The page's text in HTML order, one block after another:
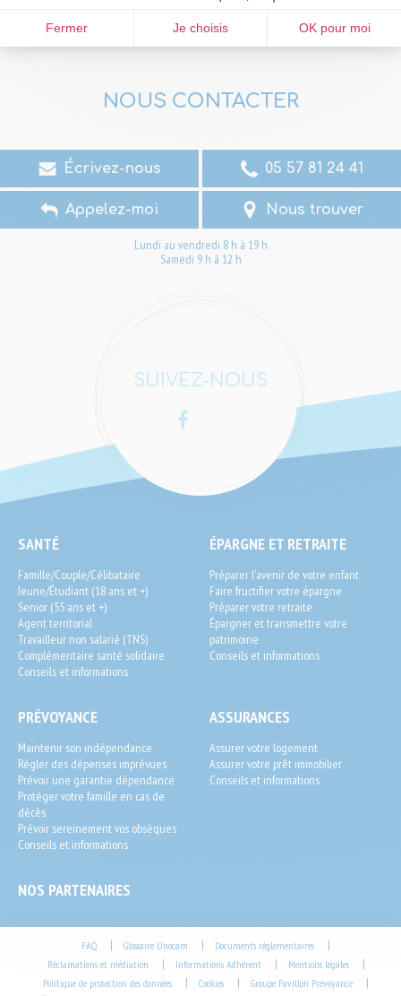
Fermer Je choisis OK pour moi
NOUS CONTACTER
Écrivez-nous 05 57 81 24 41
Lundi au vendredi 8 h à 19 h
Samedi 9 h à 12 h
Appelez-moi Nous trouver
SUIVEZ-NOUS
Facebook
SEO
End-
User
SANTÉ
Famille/Couple/Célibataire
Jeune/Étudiant (18 ans et +)
Senior (55 ans et +)
Agent territorial
Travailleur non salarié (TNS)
Complémentaire santé solidaire
Conseils et informations
ÉPARGNE ET RETRAITE
Préparer l'avenir de votre enfant
Faire fructifier votre épargne
Préparer votre retraite
Épargner et transmettre votre
patrimoine
Conseils et informations
PRÉVOYANCE
Maintenir son indépendance
Régler des dépenses imprévues
Prévoir une garantie dépendance
Protéger votre famille en cas de
décès
Prévoir sereinement vos obsèques
Conseils et informations
ASSURANCES
Assurer votre logement
Assurer votre prêt immobilier
Conseils et informations
NOS PARTENAIRES
FAQ | Glossaire Unocam | Documents réglementaires |
Réclamations et médiation | Informations Adhérent | Mentions légales |
Politique de protection des données | Cookies | Groupe Pavillon Prévoyance |